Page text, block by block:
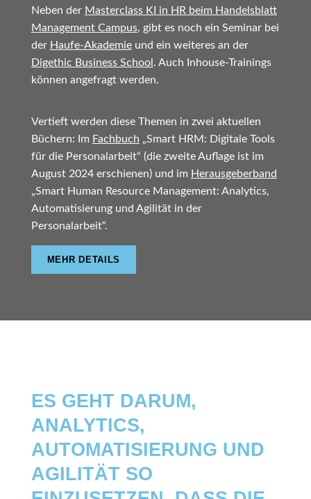
Neben der Masterclass KI in HR beim Handelsblatt
Management Campus, gibt es noch ein Seminar bei
der Haufe-Akademieund ein weiteres an der
Digethic Business School . Auch Inhouse-Trainings
können angefragt werden.
Vertieft werden diese Themen in zwei aktuellen
Büchern: Im Fachbuch „Smart HRM: Digitale Tools
für die Personalarbeit“ (die zweite Auflage ist im
August 2024 erschienen) und im Herausgeberband
„Smart Human Resource Management: Analytics,
Automatisierung und Agilität in der
Personalarbeit“.
MEHR DETAILS
ES GEHT DARUM,
ANALYTICS,
AUTOMATISIERUNG UND
AGILITÄT SO